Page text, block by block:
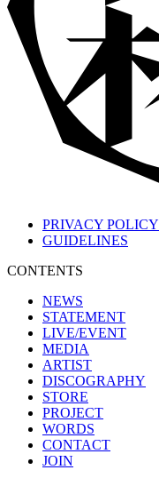
PRIVACY POLICY
GUIDELINES
CONTENTS
NEWS
STATEMENT
LIVE/EVENT
MEDIA
ARTIST
DISCOGRAPHY
STORE
PROJECT
WORDS
CONTACT
JOIN